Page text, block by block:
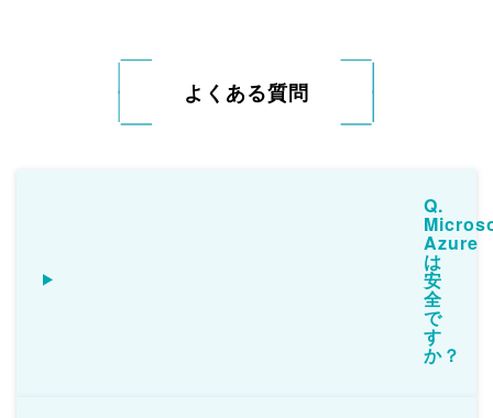
よくある質問
Q.
Azure
は
安
全
で
す
か？